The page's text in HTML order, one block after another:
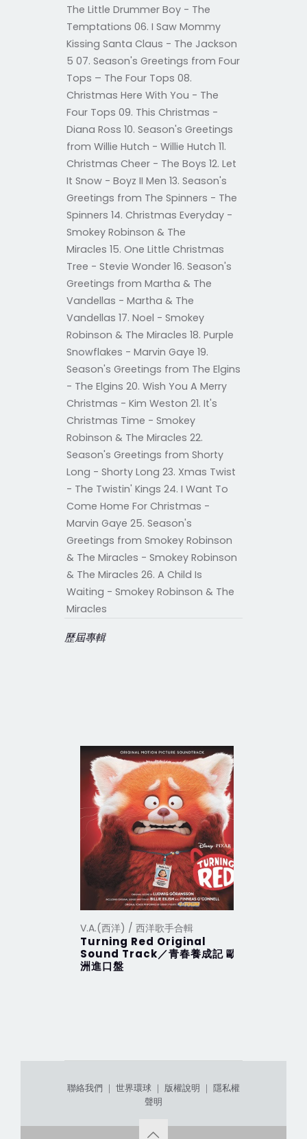
The Little Drummer Boy - The
Temptations 06. I Saw Mommy
Kissing Santa Claus - The Jackson
5 07. Season's Greetings from Four
Tops – The Four Tops 08.
Christmas Here With You - The
Four Tops 09. This Christmas -
Diana Ross 10. Season's Greetings
from Willie Hutch - Willie Hutch 11.
Christmas Cheer - The Boys 12. Let
It Snow - Boyz II Men 13. Season's
Greetings from The Spinners - The
Spinners 14. Christmas Everyday -
Smokey Robinson & The
Miracles 15. One Little Christmas
Tree - Stevie Wonder 16. Season's
Greetings from Martha & The
Vandellas - Martha & The
Vandellas 17. Noel - Smokey
Robinson & The Miracles 18. Purple
Snowflakes - Marvin Gaye 19.
Season's Greetings from The Elgins
- The Elgins 20. Wish You A Merry
Christmas - Kim Weston 21. It's
Christmas Time - Smokey
Robinson & The Miracles 22.
Season's Greetings from Shorty
Long - Shorty Long 23. Xmas Twist
- The Twistin' Kings 24. I Want To
Come Home For Christmas -
Marvin Gaye 25. Season's
Greetings from Smokey Robinson
& The Miracles - Smokey Robinson
& The Miracles 26. A Child Is
Waiting - Smokey Robinson & The
Miracles
歷屆專輯
V.A.(西洋) / 西洋歌手合輯
Turning Red Original
Sound Track／青春養成記 歐
洲進口盤
聯絡我們 ｜ 世界環球 ｜ 版權說明 ｜ 隱私權
聲明